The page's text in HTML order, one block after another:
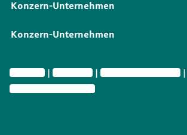
Konzern-Unternehmen
Konzern-Unternehmen
Impressum Datenschutz
Rechtliche Informationen
Privatsphäre-Einstellungen